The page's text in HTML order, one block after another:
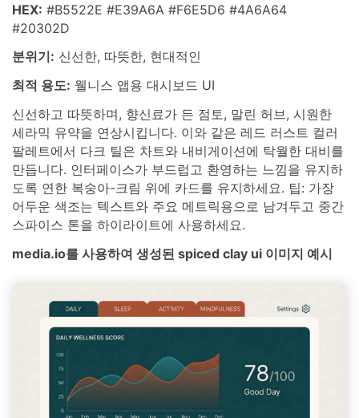
HEX: #B5522E #E39A6A #F6E5D6 #4A6A64
#20302D
분위기: 신선한, 따뜻한, 현대적인
최적 용도: 웰니스 앱용 대시보드 UI
신선하고 따뜻하며, 향신료가 든 점토, 말린 허브, 시원한
세라믹 유약을 연상시킵니다. 이와 같은 레드 러스트 컬러
팔레트에서 다크 틸은 차트와 내비게이션에 탁월한 대비를
만듭니다. 인터페이스가 부드럽고 환영하는 느낌을 유지하
도록 연한 복숭아-크림 위에 카드를 유지하세요. 팁: 가장
어두운 색조는 텍스트와 주요 메트릭용으로 남겨두고 중간
스파이스 톤을 하이라이트에 사용하세요.
media.io를 사용하여 생성된 spiced clay ui 이미지 예시